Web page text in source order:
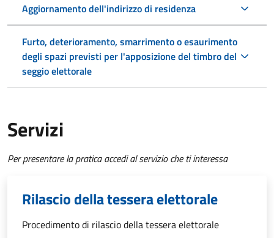
Aggiornamento dell'indirizzo di residenza
Furto, deterioramento, smarrimento o esaurimento
degli spazi previsti per l'apposizione del timbro del
seggio elettorale
Servizi
Per presentare la pratica accedi al servizio che ti interessa
Rilascio della tessera elettorale
Procedimento di rilascio della tessera elettorale